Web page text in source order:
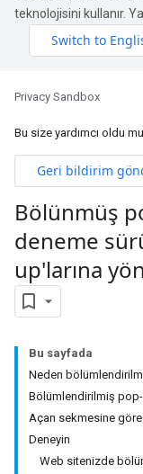
teknolojisini kullanır.
Privacy Sandbox
Bu size yardımcı oldu
Geri bildirim
Bölünmüş
deneme
up'larına
Bu sayfada
Neden
Bölümlendirilmiş
Açan sekmesine göre
Deneyin
Web sitenizde